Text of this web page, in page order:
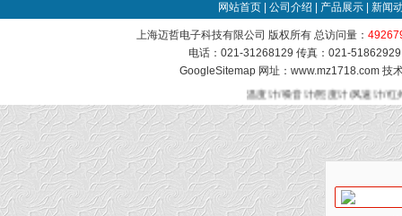
网站首页 公司介绍 产品展示 新闻
上海迈哲电子科技有限公司 版权所有 总访问量：
电话：021-31268129 传真：021-
GoogleSitemap网址：www.mz1718.com 技
温度计/噪音计/照度计/风速计/红